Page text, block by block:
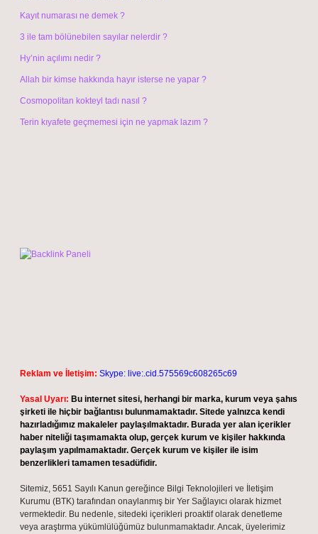
Kayıt numarası ne demek ?
3 ile tam bölünebilen sayılar nelerdir ?
Hy’nin açılımı nedir ?
Allah bir kimse hakkında hayır isterse ne yapar ?
Cosmopolitan kokteyl tadı nasıl ?
Terin kıyafete geçmemesi için ne yapmak lazım ?
Reklam ve İletişim: Skype: live:.cid.575569c608265c69
Yasal Uyarı: Bu internet sitesi, herhangi bir marka, kurum veya şahıs
şirketi ile hiçbir bağlantısı bulunmamaktadır. Sitede yalnızca kendi
hazırladığımız makaleler paylaşılmaktadır. Burada yer alan içerikler
haber niteliği taşımamakta olup, gerçek kurum ve kişiler hakkında
paylaşım yapılmamaktadır. Gerçek kurum ve kişiler ile isim
benzerlikleri tamamen tesadüfidir.
Sitemiz, 5651 Sayılı Kanun gereğince Bilgi Teknolojileri ve İletişim
Kurumu (BTK) tarafından onaylanmış bir Yer Sağlayıcı olarak hizmet
vermektedir. Bu nedenle, sitedeki içerikleri proaktif olarak denetleme
veya araştırma yükümlülüğümüz bulunmamaktadır. Ancak, üyelerimiz